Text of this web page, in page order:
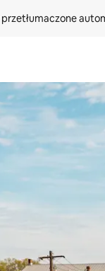
strzałek w górę